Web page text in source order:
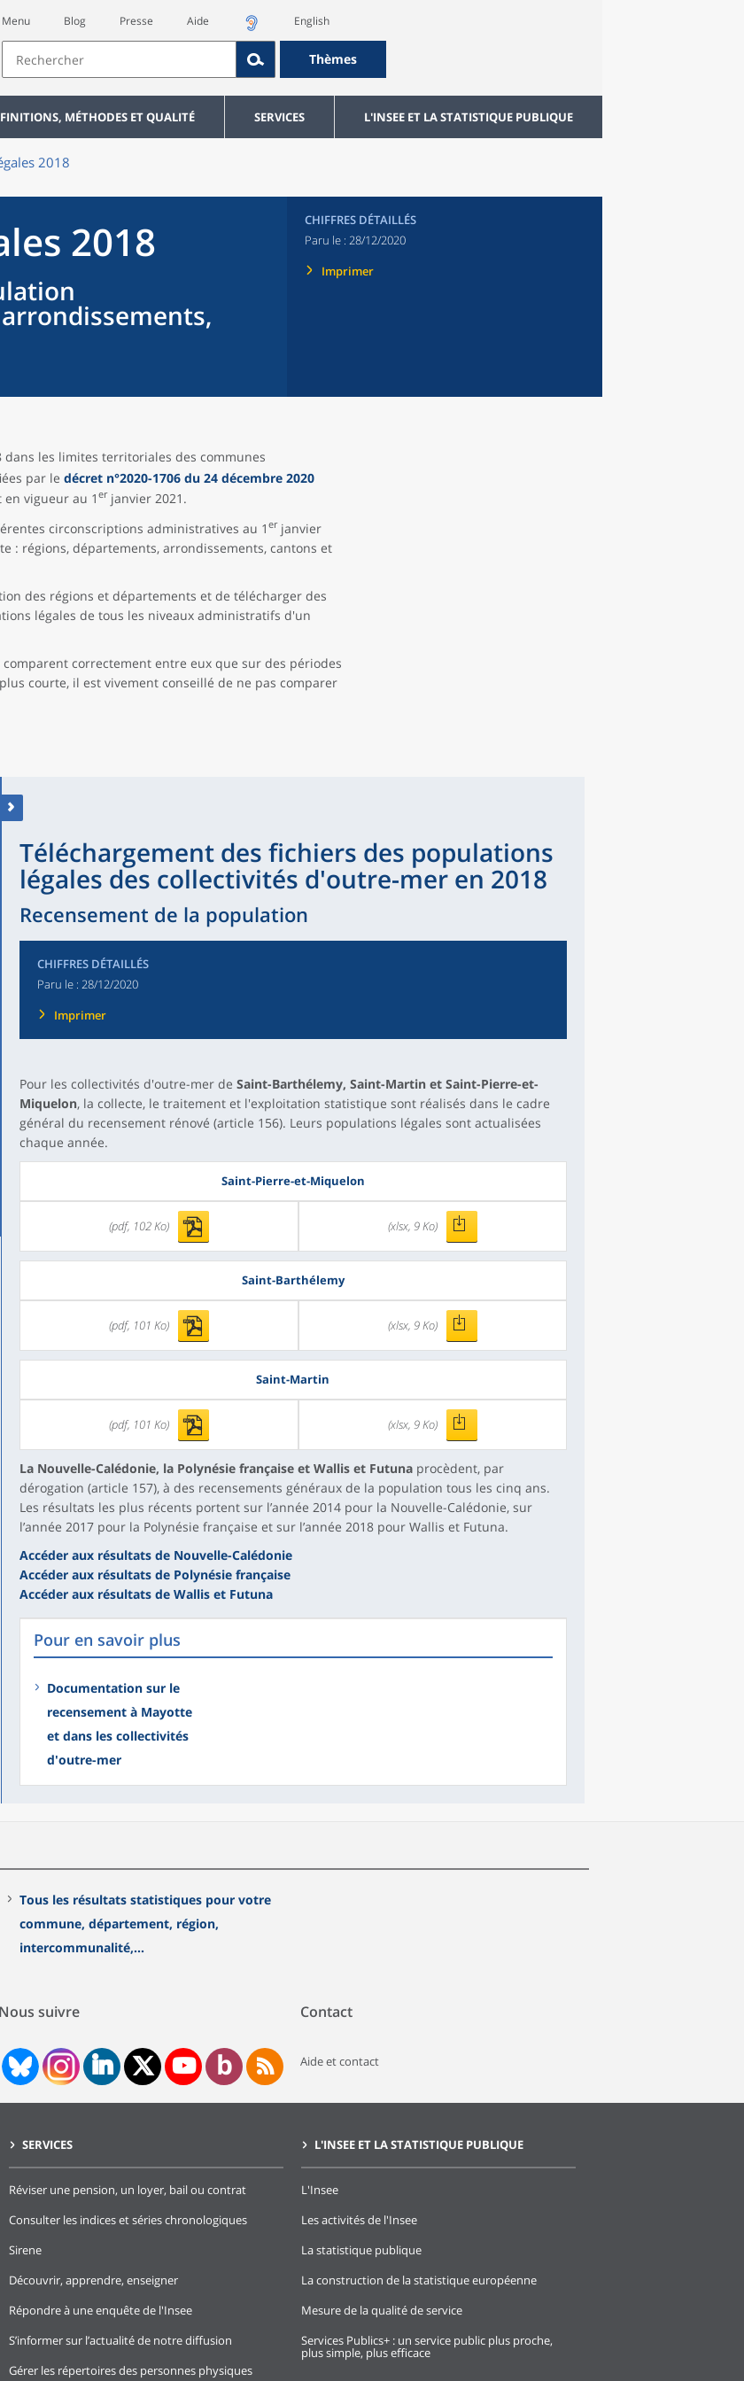
Menu Blog Presse Aide English
Thèmes
MÉTHODES ET QUALITÉ SERVICES L'INSEE ET LA STATISTIQUE PUBLIQUE
2018
2018
CHIFFRES DÉTAILLÉS
Paru le : 28/12/2020
Imprimer
les limites territoriales des communes
par le décret n°2020-1706 du 24 décembre 2020
vigueur au 1 erjanvier 2021.
circonscriptions administratives au 1erjanvier
: régions, départements, arrondissements, cantons et
des régions et départements et de télécharger des
légales de tous les niveaux administratifs d'un
correctement entre eux que sur des périodes
courte, il est vivement conseillé de ne pas comparer
Téléchargement des fichiers des populations
légales des collectivités d'outre-mer en 2018
Recensement de la population
CHIFFRES DÉTAILLÉS
Paru le : 28/12/2020
Imprimer
Pour les collectivités d'outre-mer de Saint-Barthélemy, Saint-Martin et Saint-Pierre-et-
Miquelon, la collecte, le traitement et l'exploitation statistique sont réalisés dans le cadre
général du recensement rénové (article 156). Leurs populations légales sont actualisées
chaque année.
Saint-Pierre-et-Miquelon
(pdf, 102 Ko) (xlsx, 9 Ko)
Saint-Barthélemy
(pdf, 101 Ko) (xlsx, 9 Ko)
Saint-Martin
(pdf, 101 Ko) (xlsx, 9 Ko)
La Nouvelle-Calédonie, la Polynésie française et Wallis et Futunaprocèdent, par
dérogation (article 157), à des recensements généraux de la population tous les cinq ans.
Les résultats les plus récents portent sur l’année 2014 pour la Nouvelle-Calédonie, sur
l’année 2017 pour la Polynésie française et sur l’année 2018 pour Wallis et Futuna.
Accéder aux résultats de Nouvelle-Calédonie
Accéder aux résultats de Polynésie française
Accéder aux résultats de Wallis et Futuna
Pour en savoir plus
Documentation sur le
recensement à Mayotte
et dans les collectivités
d'outre-mer
Tous les résultats statistiques pour votre
commune, département, région,
intercommunalité,...
Nous suivre Contact
Aide et contact
SERVICES
Réviser une pension, un loyer, bail ou contrat
Consulter les indices et séries chronologiques
Sirene
Découvrir, apprendre, enseigner
Répondre à une enquête de l'Insee
S’informer sur l’actualité de notre diffusion
Gérer les répertoires des personnes physiques
L'INSEE ET LA STATISTIQUE PUBLIQUE
L'Insee
Les activités de l'Insee
La statistique publique
La construction de la statistique européenne
Mesure de la qualité de service
Services Publics+ : un service public plus proche,
plus simple, plus efficace